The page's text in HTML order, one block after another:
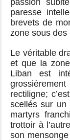
passion
paresse
brevets de
zone sous des
Le véritable
et que la
Liban est
rectiligne;
scellés sur un
martyrs
trottoir à
son